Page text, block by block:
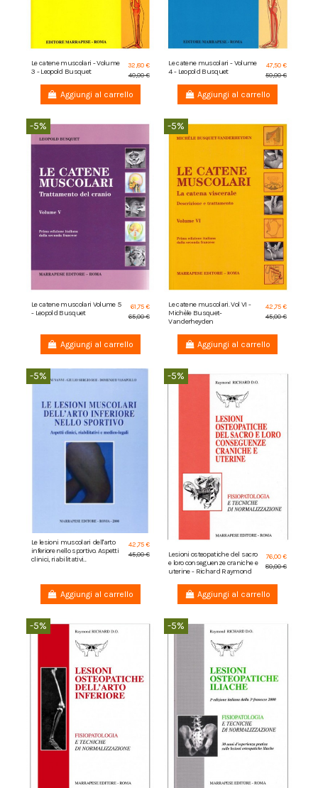
Le catene muscolari - Volume
3 - Leopold Busquet
32,80 €
40,00 €
Aggiungi al carrello
Le catene muscolari - Volume
4 - Leopold Busquet
47,50 €
50,00 €
Aggiungi al carrello
-5%
Le catene muscolari Volume 5
- Leopold Busquet
61,75 €
65,00 €
Aggiungi al carrello
-5%
Le catene muscolari. Vol VI -
Michèle Busquet-
Vanderheyden
42,75 €
45,00 €
Aggiungi al carrello
-5%
Le lesioni muscolari dell'arto
inferiore nello sportivo. Aspetti
clinici, riabilitativi...
42,75 €
45,00 €
Aggiungi al carrello
-5%
Lesioni osteopatiche del sacro
e loro conseguenze craniche e
uterine - Richard Raymond
76,00 €
80,00 €
Aggiungi al carrello
-5% -5%